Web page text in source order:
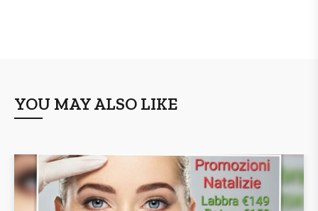
YOU MAY ALSO LIKE